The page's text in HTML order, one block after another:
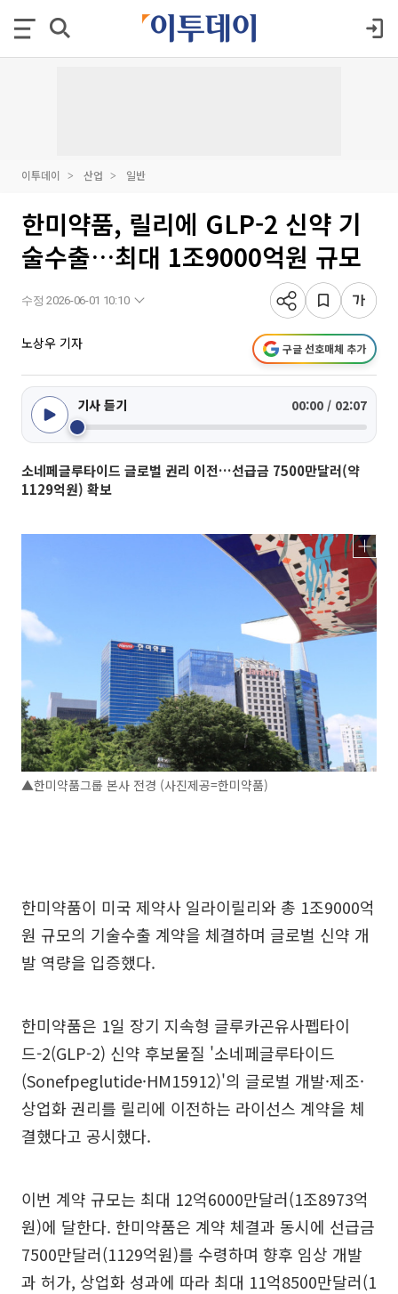
이투데이 산업 일반
한미약품, 릴리에 GLP-2 신약 기
술수출…최대 1조9000억원 규모
수정 2026-06-01 10:10
노상우 기자 구글 선호매체 추가
기사 듣기 00:00 / 02:07
소네페글루타이드 글로벌 권리 이전…선급금 7500만달러(약
1129억원) 확보
▲한미약품그룹 본사 전경 (사진제공=한미약품)
한미약품이 미국 제약사 일라이릴리와 총 1조9000억
원 규모의 기술수출 계약을 체결하며 글로벌 신약 개
발 역량을 입증했다.
한미약품은 1일 장기 지속형 글루카곤유사펩타이
드-2(GLP-2) 신약 후보물질 '소네페글루타이드
(Sonefpeglutide·HM15912)'의 글로벌 개발·제조·
상업화 권리를 릴리에 이전하는 라이선스 계약을 체
결했다고 공시했다.
이번 계약 규모는 최대 12억6000만달러(1조8973억
원)에 달한다. 한미약품은 계약 체결과 동시에 선급금
7500만달러(1129억원)를 수령하며 향후 임상 개발
과 허가, 상업화 성과에 따라 최대 11억8500만달러(1